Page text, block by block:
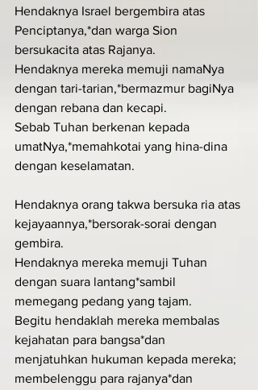
Hendaknya Israel bergembira atas
Penciptanya,*dan warga Sion
bersukacita atas Rajanya.
Hendaknya mereka memuji namaNya
dengan tari-tarian,*bermazmur bagiNya
dengan rebana dan kecapi.
Sebab Tuhan berkenan kepada
umatNya,*memahkotai yang hina-dina
dengan keselamatan.
Hendaknya orang takwa bersuka ria atas
kejayaannya,*bersorak-sorai dengan
gembira.
Hendaknya mereka memuji Tuhan
dengan suara lantang*sambil
memegang pedang yang tajam.
Begitu hendaklah mereka membalas
kejahatan para bangsa*dan
menjatuhkan hukuman kepada mereka;
membelenggu para rajanya*dan